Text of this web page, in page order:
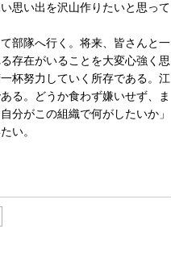
思い出を沢山作りたいと思って
部隊へ行く。将来、皆さんと一
存在がいることを大変心強く思
杯努力していく所存である。江
る。どうか食わず嫌いせず、ま
分がこの組織で何がしたいか」
い。